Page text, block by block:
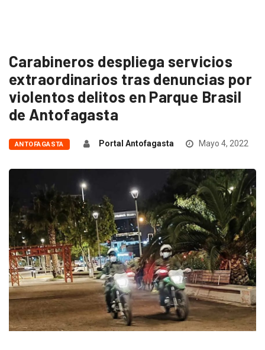
Carabineros despliega servicios
extraordinarios tras denuncias por
violentos delitos en Parque Brasil
de Antofagasta
ANTOFAGASTA Portal Antofagasta Mayo 4, 2022